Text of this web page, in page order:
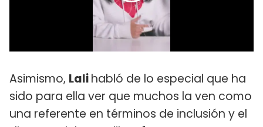
Asimismo, Lalihabló de lo especial que ha
sido para ella ver que muchos la ven como
una referente en términos de inclusión y el